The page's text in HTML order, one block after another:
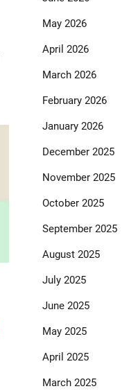
May 2026
April 2026
March 2026
February 2026
January 2026
December 2025
November 2025
October 2025
September 2025
August 2025
July 2025
June 2025
May 2025
April 2025
March 2025